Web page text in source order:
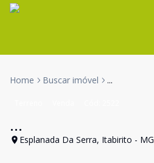
Home Buscar imóvel ...
...
Esplanada Da Serra, Itabirito - MG